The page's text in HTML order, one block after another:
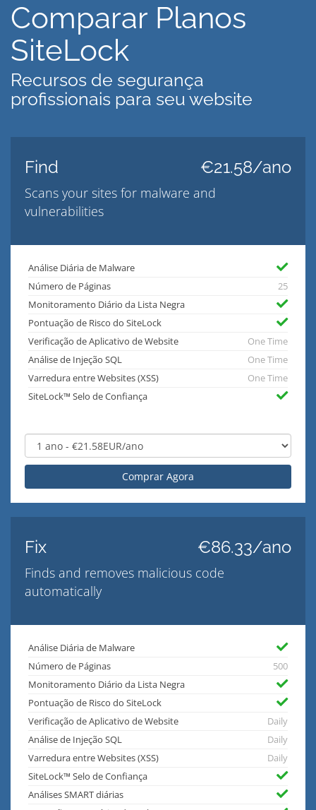
Comparar Planos
SiteLock
Recursos de segurança
profissionais para seu website
Find €21.58/ano
Scans your sites for malware and
vulnerabilities
Análise Diária de Malware
Número de Páginas
25
Monitoramento Diário da Lista Negra
Pontuação de Risco do SiteLock
Verificação de Aplicativo de Website
One Time
Análise de Injeção SQL
One Time
Varredura entre Websites (XSS)
One Time
SiteLock™ Selo de Confiança
Comprar Agora
Fix €86.33/ano
Finds and removes malicious code
automatically
Análise Diária de Malware
Número de Páginas
500
Monitoramento Diário da Lista Negra
Pontuação de Risco do SiteLock
Verificação de Aplicativo de Website
Daily
Análise de Injeção SQL
Daily
Varredura entre Websites (XSS)
Daily
SiteLock™ Selo de Confiança
Análises SMART diárias